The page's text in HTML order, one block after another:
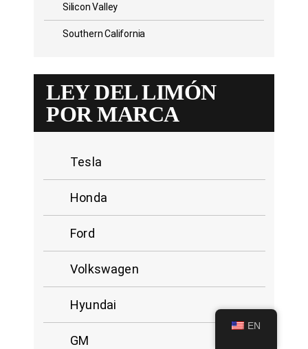
Silicon Valley
Southern California
LEY DEL LIMÓN
POR MARCA
Tesla
Honda
Ford
Volkswagen
Hyundai
GM
EN